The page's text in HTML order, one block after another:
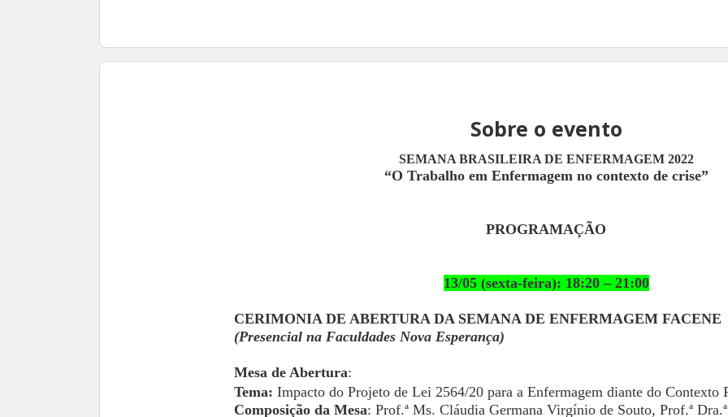
Sobre o evento
SEMANA BRASILEIRA DE ENFERMAGEM 2022
“O Trabalho em Enfermagem no contexto de crise”
PROGRAMAÇÃO
13/05 (sexta-feira): 18:20 – 21:00
CERIMONIA DE ABERTURA DA SEMANA DE ENFERMAGEM FACENE
(Presencial na Faculdades Nova Esperança)
Mesa de Abertura:
Tema: Impacto do Projeto de Lei 2564/20 para a Enfermagem diante do Contexto
Composição da Mesa: Prof.ª Ms. Cláudia Germana Virgínio de Souto, Prof.ª